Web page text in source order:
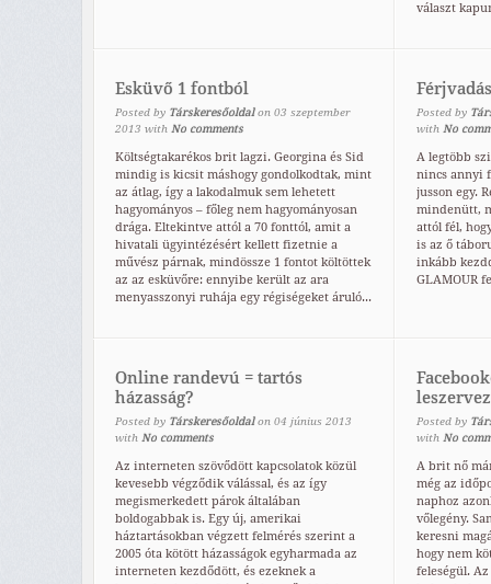
választ
Esküvő 1 fontból
Posted by Társkeresőoldal on 03 szeptember
2013 with No comments
Költségtakarékos brit lagzi. Georgina és Sid
mindig is kicsit máshogy gondolkodtak, mint
az átlag, így a lakodalmuk sem lehetett
hagyományos – főleg nem hagyományosan
drága. Eltekintve attól a 70 fonttól, amit a
hivatali ügyintézésért kellett fizetnie a
művész párnak, mindössze 1 fontot költöttek
az az esküvőre: ennyibe került az ara
menyasszonyi ruhája egy régiségeket áruló...
Posted by
with No
A legtöbb
nincs annyi
jusson egy.
mindenütt,
attól fél,
is az ő
inkább
GLAMOUR
Online randevú = tartós
házasság?
Posted by Társkeresőoldal on 04 június 2013
with No comments
Az interneten szövődött kapcsolatok közül
kevesebb végződik válással, és az így
megismerkedett párok általában
boldogabbak is. Egy új, amerikai
háztartásokban végzett felmérés szerint a
2005 óta kötött házasságok egyharmada az
interneten kezdődött, és ezeknek a
Posted by
with No
A brit nő
még az
naphoz
vőlegény.
keresni
hogy nem
feleségül. Az